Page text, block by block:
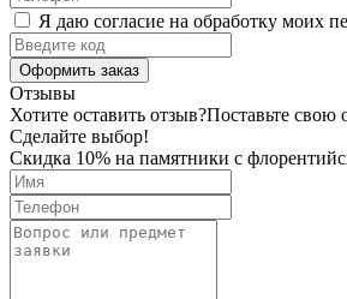
Я даю согласие на обработку моих
Оформить заказ
Отзывы
Хотите оставить отзыв?Поставьте свою
Сделайте выбор!
Скидка 10% на памятники с